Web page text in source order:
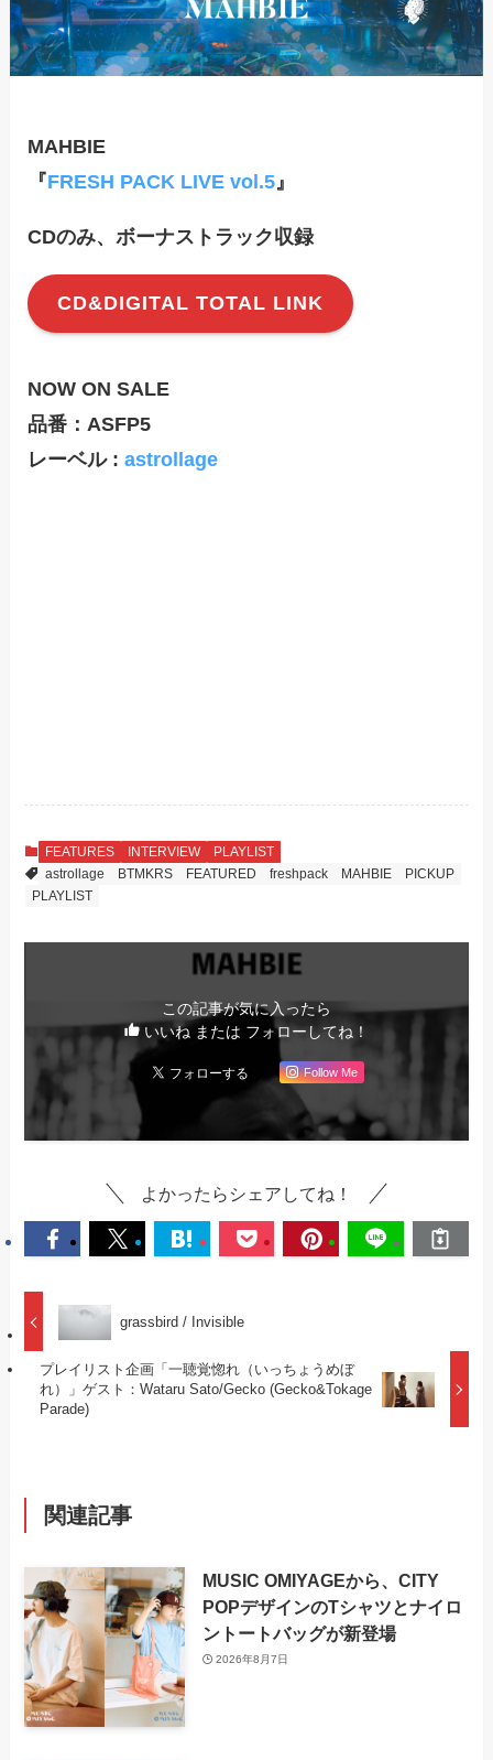
MAHBIE
『FRESH PACK LIVE vol.5 』
CDのみ、ボーナストラック収録
CD&DIGITAL TOTAL LINK
NOW ON SALE
品番：ASFP5
レーベル :astrollage
FEATURES INTERVIEW
PLAYLIST
astrollage
BTMKRS FEATURED freshpack MAHBIE
PICKUP
PLAYLIST
この記事が気に入ったら
いいね または フォローしてね！
Follow Me
よかったらシェアしてね！
grassbird / Invisible
プレイリスト企画「一聴覚惚れ（いっちょうめぼ
れ）」ゲスト：Wataru Sato/Gecko (Gecko&Tokage
Parade)
関連記事
MUSIC OMIYAGEから、CITY
POPデザインのTシャツとナイロ
ントートバッグが新登場
2026年8月7日